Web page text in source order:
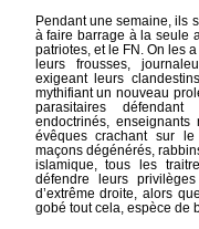
Pendant une semaine, ils
à faire barrage à la seule
patriotes, et le FN. On les
leurs frousses,
exigeant leurs
mythifiant un nouveau
parasitaires
endoctrinés, enseignants
évêques crachant sur le
maçons dégénérés,
islamique, tous les
défendre leurs
d’extrême droite, alors
gobé tout cela, espèce de